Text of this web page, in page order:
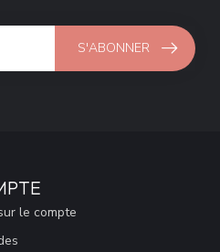
S'ABONNER
le compte